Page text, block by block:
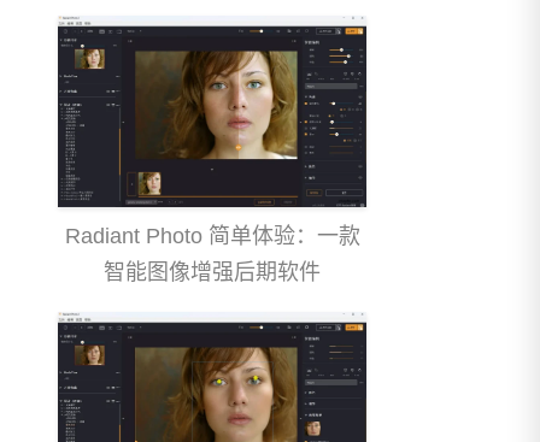
Radiant Photo 简单体验：一款
智能图像增强后期软件